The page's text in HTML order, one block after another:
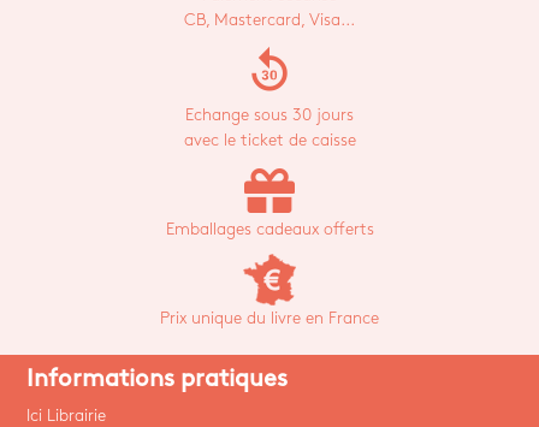
CB, Mastercard, Visa...
replay_30
Echange sous 30 jours
avec le ticket de caisse
Emballages cadeaux offerts
Prix unique du livre en France
Informations pratiques
Ici Librairie